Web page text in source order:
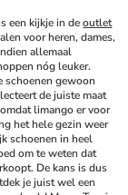
een kijkje in de outlet
voor heren, dames,
allemaal
nóg leuker.
schoenen gewoon
de juiste maat
limango er voor
het hele gezin weer
schoenen in heel
om te weten dat
De kans is dus
je juist wel een